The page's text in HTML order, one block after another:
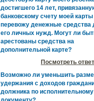
достигшего 14 лет,
банковскому счету моей карты
перевожу денежные средства
его личных нужд. Могут ли
арестованы средства на
дополнительной карте?
Посмотреть
Возможно ли уменьшить
удержания с доходов
должника по исполнительному